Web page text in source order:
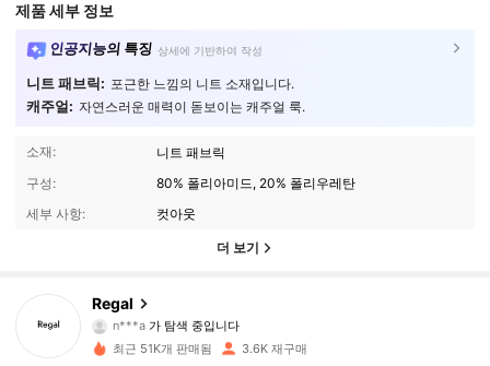
제품 세부 정보
인공지능의 특징 상세에 기반하여 작성
니트 패브릭: 포근한 느낌의 니트 소재입니다.
캐주얼: 자연스러운 매력이 돋보이는 캐주얼 룩.
소재:
니트 패브릭
구성:
80% 폴리아미드, 20% 폴리우레탄
세부 사항:
컷아웃
더 보기
Regal
n***a가 탐색 중입니다
4.84
670 팔로워
최근 51K개 판매됨 3.6K 재구매